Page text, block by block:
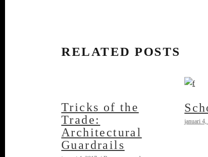
RELATED POSTS
Tricks of the
Trade:
Architectural
Guardrails
januari 4,